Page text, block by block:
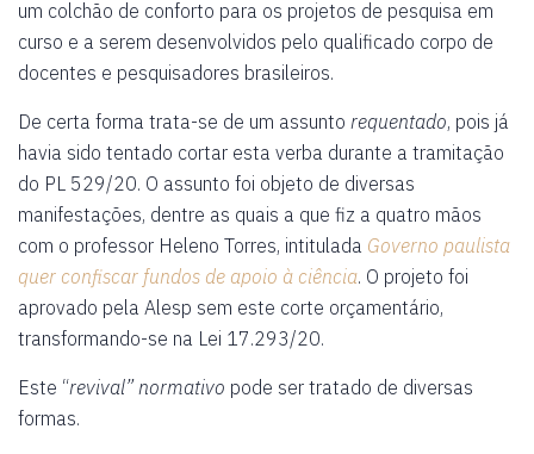
um colchão de conforto para os projetos de pesquisa em
curso e a serem desenvolvidos pelo qualificado corpo de
docentes e pesquisadores brasileiros.
De certa forma trata-se de um assunto requentado, pois já
havia sido tentado cortar esta verba durante a tramitação
do PL 529/20. O assunto foi objeto de diversas
manifestações, dentre as quais a que fiz a quatro mãos
com o professor Heleno Torres, intitulada Governo paulista
quer confiscar fundos de apoio à ciência. O projeto foi
aprovado pela Alesp sem este corte orçamentário,
transformando-se na Lei 17.293/20.
Este “revival” normativo pode ser tratado de diversas
formas.